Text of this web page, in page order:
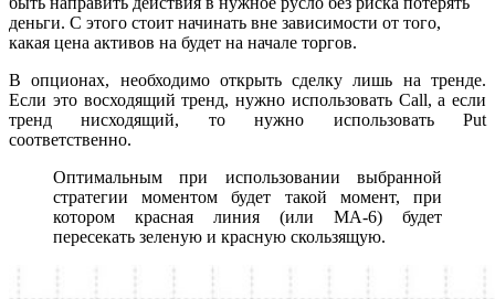
деньги. С этого стоит начинать вне зависимости от того,
какая цена активов на будет на начале торгов.
В опционах, необходимо открыть сделку лишь на тренде.
Если это восходящий тренд, нужно использовать Call, а если
тренд нисходящий, то нужно использовать Put
соответственно.
Оптимальным при использовании выбранной
стратегии моментом будет такой момент, при
котором красная линия (или МА-6) будет
пересекать зеленую и красную скользящую.